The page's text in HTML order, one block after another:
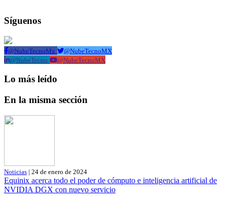
Síguenos
@NubeTecnoMx
@NubeTecnoMX
@NubeTecno
@NubeTecnoMX
Lo más leído
En la misma sección
Noticias | 24 de enero de 2024
Equinix acerca todo el poder de cómputo e inteligencia artificial de
NVIDIA DGX con nuevo servicio